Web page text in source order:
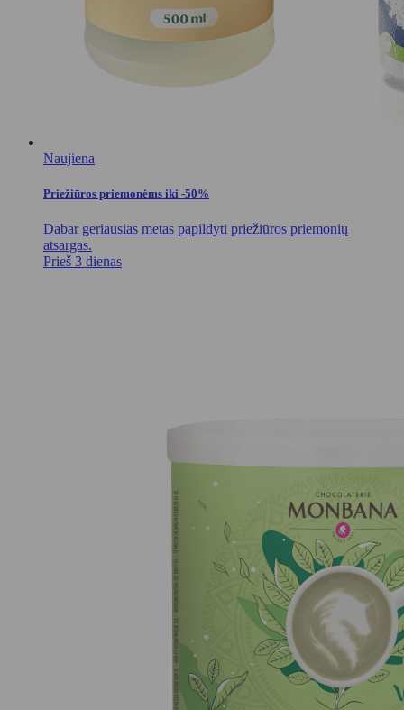
Naujiena
Priežiūros priemonėms iki -50%
Dabar geriausias metas papildyti priežiūros priemonių
atsargas.
Prieš 3 dienas